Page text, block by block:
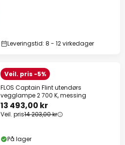
Leveringstid: 8 - 12 virkedager
Veil. pris -5%
FLOS Captain Flint utendørs
vegglampe 2 700 K, messing
13 493,00 kr
Veil. pris14 203,00 kr
På lager